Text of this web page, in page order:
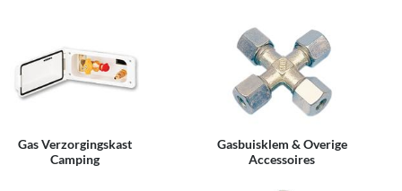
Gas Verzorgingskast
Camping
Gasbuisklem & Overige
Accessoires